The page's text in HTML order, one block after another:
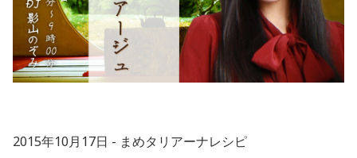
2015年10月17日 まめタリアーナレシピ